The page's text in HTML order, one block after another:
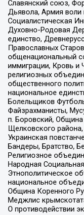
Славянский союз,
Дьявола, Армия воли
Социалистическая
Духовно-Родовая
единство,
Православных
общенациональный
иммиграции, Кровь и
религиозных
общественного
национальное
Болельщиков
Файзрахманисты,
п. Боровский,
Щелковского
Украинская
Бандеры, Братство,
Религиозное
Народная
Этнополитическое
национальное
Община Коренного
Меджлис
О противодействии